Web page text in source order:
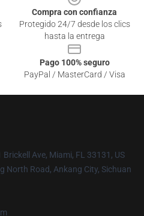
Compra con confianza
Protegido 24/7 desde los clics
hasta la entrega
Pago 100% seguro
PayPal / MasterCard / Visa
Brickell Ave, Miami, FL 33131, US
North Road, Ankang City, Sichuan